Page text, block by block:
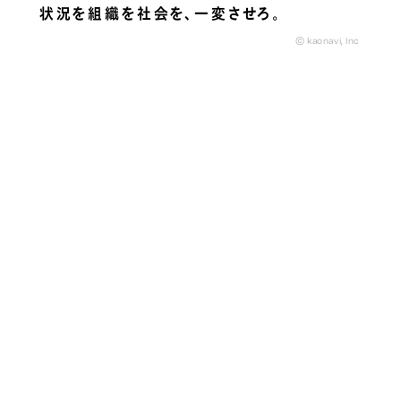
状況を組織を社会を、一変させろ。
© kaonavi, Inc